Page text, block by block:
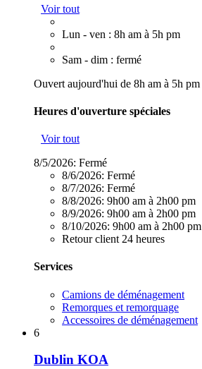
Voir tout
Lun - ven : 8h am à 5h pm
Sam - dim : fermé
Ouvert aujourd'hui de 8h am à 5h pm
Heures d'ouverture spéciales
Voir tout
8/5/2026: Fermé
8/6/2026: Fermé
8/7/2026: Fermé
8/8/2026: 9h00 am à 2h00 pm
8/9/2026: 9h00 am à 2h00 pm
8/10/2026: 9h00 am à 2h00 pm
Retour client 24 heures
Services
Camions de déménagement
Remorques et remorquage
Accessoires de déménagement
6
Dublin KOA